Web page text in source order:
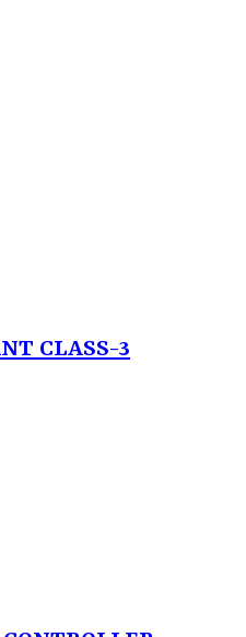
CLASS-3